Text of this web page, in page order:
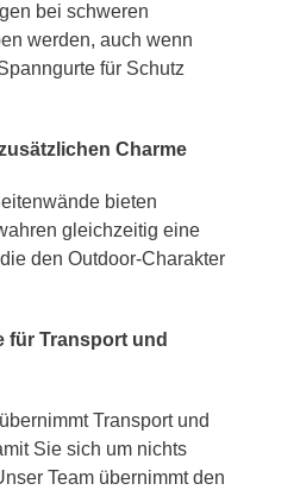
bei schweren
werden, auch wenn
für Schutz
Charme
bieten
gleichzeitig eine
den Outdoor-Charakter
für Transport und
Transport und
Sie sich um nichts
Team übernimmt den